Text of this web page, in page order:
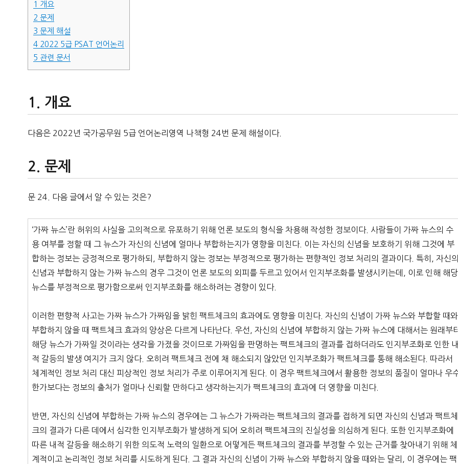
1 개요
2 문제
3 문제 해설
4 2022 5급 PSAT 언어논리
5 관련 문서
개요
다음은 2022년 국가공무원 5급 언어논리영역 나책형 24번 문제 해설이다.
문제
문 24. 다음 글에서 알 수 있는 것은?
‘가짜 뉴스’란 허위의 사실을 고의적으로 유포하기 위해 언론 보도의 형식을 차용해 작성한 정보이다. 사람들이 가짜 뉴스의 수
용 여부를 정할 때 그 뉴스가 자신의 신념에 얼마나 부합하는지가 영향을 미친다. 이는 자신의 신념을 보호하기 위해 그것에 부
합하는 정보는 긍정적으로 평가하되, 부합하지 않는 정보는 부정적으로 평가하는 편향적인 정보 처리의 결과이다. 특히, 자신의
신념과 부합하지 않는 가짜 뉴스의 경우 그것이 언론 보도의 외피를 두르고 있어서 인지부조화를 발생시키는데, 이로 인해 해당
뉴스를 부정적으로 평가함으로써 인지부조화를 해소하려는 경향이 있다.
이러한 편향적 사고는 가짜 뉴스가 가짜임을 밝힌 팩트체크의 효과에도 영향을 미친다. 자신의 신념이 가짜 뉴스와 부합할 때와
부합하지 않을 때 팩트체크 효과의 양상은 다르게 나타난다. 우선, 자신의 신념에 부합하지 않는 가짜 뉴스에 대해서는 원래부
해당 뉴스가 가짜일 것이라는 생각을 가졌을 것이므로 가짜임을 판명하는 팩트체크의 결과를 접하더라도 인지부조화로 인한 내
적 갈등의 발생 여지가 크지 않다. 오히려 팩트체크 전에 채 해소되지 않았던 인지부조화가 팩트체크를 통해 해소된다. 따라서
체계적인 정보 처리 대신 피상적인 정보 처리가 주로 이루어지게 된다. 이 경우 팩트체크에서 활용한 정보의 품질이 얼마나 우
한가보다는 정보의 출처가 얼마나 신뢰할 만하다고 생각하는지가 팩트체크의 효과에 더 영향을 미친다.
반면, 자신의 신념에 부합하는 가짜 뉴스의 경우에는 그 뉴스가 가짜라는 팩트체크의 결과를 접하게 되면 자신의 신념과 팩트체
크의 결과가 다른 데에서 심각한 인지부조화가 발생하게 되어 오히려 팩트체크의 진실성을 의심하게 된다. 또한 인지부조화에
따른 내적 갈등을 해소하기 위한 의도적 노력의 일환으로 어떻게든 팩트체크의 결과를 부정할 수 있는 근거를 찾아내기 위해 체
계적이고 논리적인 정보 처리를 시도하게 된다. 그 결과 자신의 신념이 가짜 뉴스와 부합하지 않을 때와는 달리, 이 경우에는 팩